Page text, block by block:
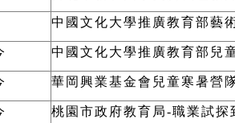
中國文化大學推廣教育部藝
中國文化大學推廣教育部兒
華岡興業基金會兒童寒暑營
桃園市政府教育局-職業試探